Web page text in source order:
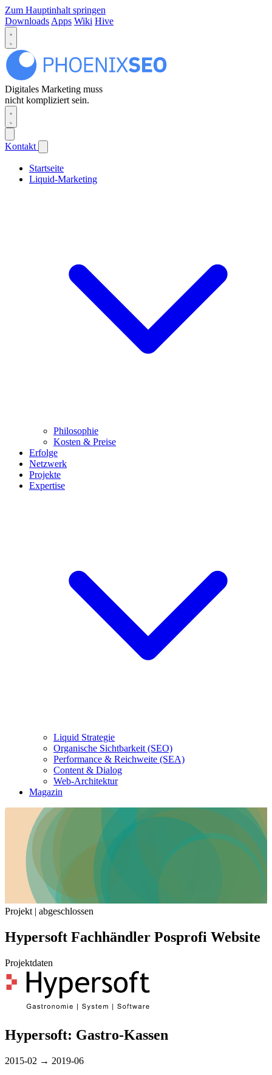
Zum Hauptinhalt springen
Downloads Apps Wiki Hive
Digitales Marketing muss
nicht kompliziert sein.
Kontakt
Startseite
Liquid-Marketing
Philosophie
Kosten & Preise
Erfolge
Netzwerk
Projekte
Expertise
Liquid Strategie
Organische Sichtbarkeit (SEO)
Performance & Reichweite (SEA)
Content & Dialog
Web-Architektur
Magazin
Projekt | abgeschlossen
Hypersoft Fachhändler Posprofi Website
Projektdaten
Hypersoft: Gastro-Kassen
2015-02 → 2019-06